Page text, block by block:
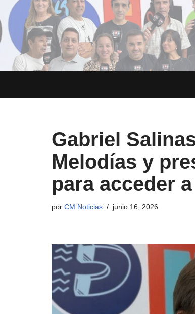
Saltar
al
contenido
Gabriel
Melodías y
para acceder
por CM Noticias junio 16, 2026